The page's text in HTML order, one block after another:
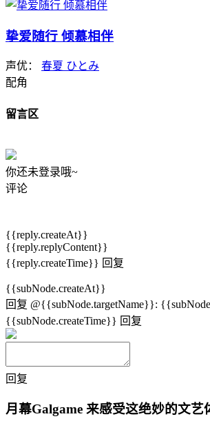
挚爱随行 倾慕相伴
声优： 春夏 ひとみ
配角
留言区
你还未登录哦~
评论
{{reply.createAt}}
{{reply.replyContent}}
{{reply.createTime}} 回复
{{subNode.createAt}}
回复 @{{subNode.targetName}}:
{{subNode.createTime}} 回复
回复
月幕Galgame 来感受这绝妙的文